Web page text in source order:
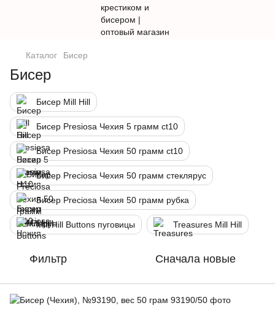
Каталог Бисер
Бисер
Бисер Mill Hill
Бисер Presiosa Чехия 5 грамм ct10
Бисер Presiosa Чехия 50 грамм ct10
Бисер Preciosa Чехия 50 грамм стеклярус
Бисер Preciosa Чехия 50 грамм рубка
Mill Hill Buttons пуговицы Treasures Mill Hill
Фильтр Сначала новые